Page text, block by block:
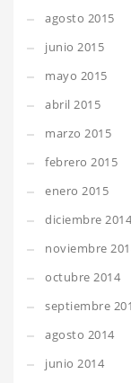
agosto 2015
junio 2015
mayo 2015
abril 2015
marzo 2015
febrero 2015
enero 2015
diciembre 2014
noviembre
octubre 2014
septiembre
agosto 2014
junio 2014